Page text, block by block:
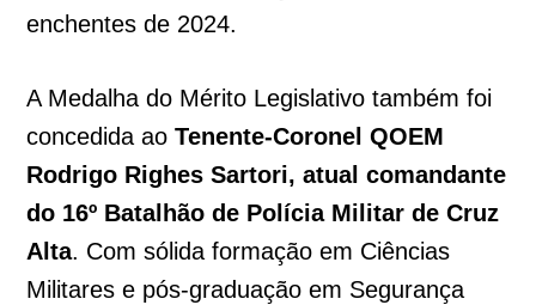
enchentes de 2024.
A Medalha do Mérito Legislativo também foi
concedida aoTenente-Coronel QOEM
Rodrigo Righes Sartori, atual comandante
do 16º Batalhão de Polícia Militar de Cruz
Alta. Com sólida formação em Ciências
Militares e pós-graduação em Segurança